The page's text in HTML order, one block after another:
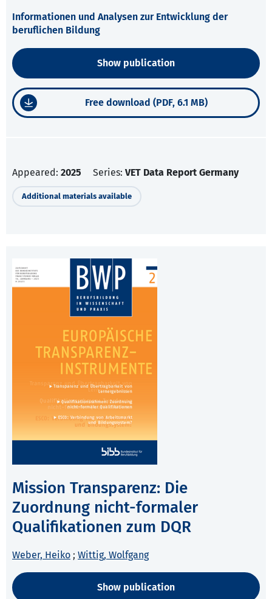
Informationen und Analysen zur Entwicklung der
beruflichen Bildung
Show publication
Free download (PDF, 6.1 MB)
Appeared: 2025 Series: VET Data Report Germany
Additional materials available
Mission Transparenz: Die
Zuordnung nicht-formaler
Qualifikationen zum DQR
Weber, Heiko ; Wittig, Wolfgang
Show publication